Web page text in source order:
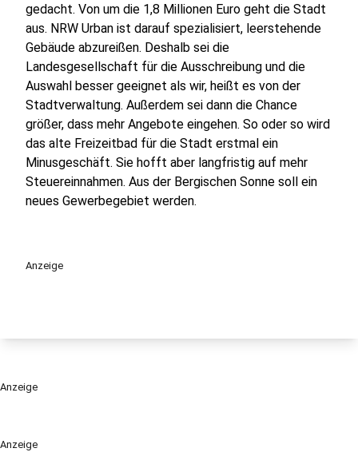
Anzeige
gedacht. Von um die 1,8 Millionen Euro geht die Stadt
aus. NRW Urban ist darauf spezialisiert, leerstehende
Gebäude abzureißen. Deshalb sei die
Landesgesellschaft für die Ausschreibung und die
Auswahl besser geeignet als wir, heißt es von der
Stadtverwaltung. Außerdem sei dann die Chance
größer, dass mehr Angebote eingehen. So oder so wird
das alte Freizeitbad für die Stadt erstmal ein
Minusgeschäft. Sie hofft aber langfristig auf mehr
Steuereinnahmen. Aus der Bergischen Sonne soll ein
neues Gewerbegebiet werden.
Anzeige
Anzeige